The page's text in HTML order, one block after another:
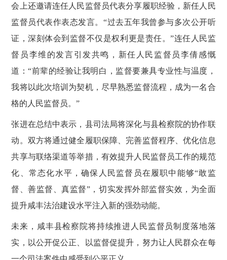
会上还邀请连任人民监督员代表分享履职经验，新任人民
监督员代表作表态发言。 “过去五年我曾参与多次公开听
证，深刻体会到监督不仅是权利更是责任。”连任人民监
督员李维的发言引发共鸣，新任人民监督员李倩感慨
道：“前辈的经验让我明白，监督要兼具专业性与温度，
我将以此次培训为契机，尽早熟悉监督流程，成为一名合
格的人民监督员。”
张进在总结中表示，县司法局将深化与县检察院的协作联
动。双方将通过健全履职保障、完善监督程序、优化信息
共享与联络渠道等举措，有效提升人民监督员工作的规范
化、常态化水平，确保人民监督员在履职中能够“敢监
督、善监督、真监督”，切实发挥外部监督实效，为全面
提升咸丰法治建设水平注入新的强劲动能。
未来，咸丰县检察院将持续推进人民监督员制度落地落
实，以公开促公正、以监督促提升，努力让人民群众在每